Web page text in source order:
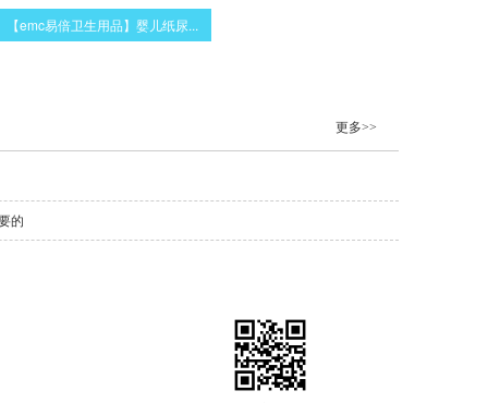
【emc易倍卫生用品】婴儿纸尿...
更多>>
的